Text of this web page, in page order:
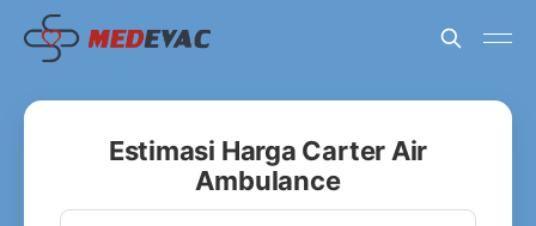
Estimasi Harga Carter Air
Ambulance